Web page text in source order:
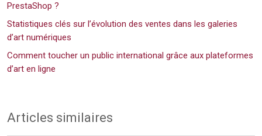
PrestaShop ?
Statistiques clés sur l’évolution des ventes dans les galeries
d’art numériques
Comment toucher un public international grâce aux plateformes
d’art en ligne
Articles similaires